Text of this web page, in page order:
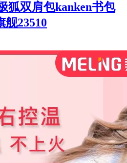
狐双肩包kanken书包
舰23510